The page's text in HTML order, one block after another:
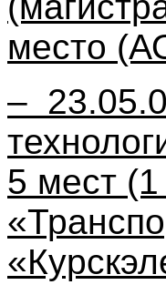
место
–
5 мест